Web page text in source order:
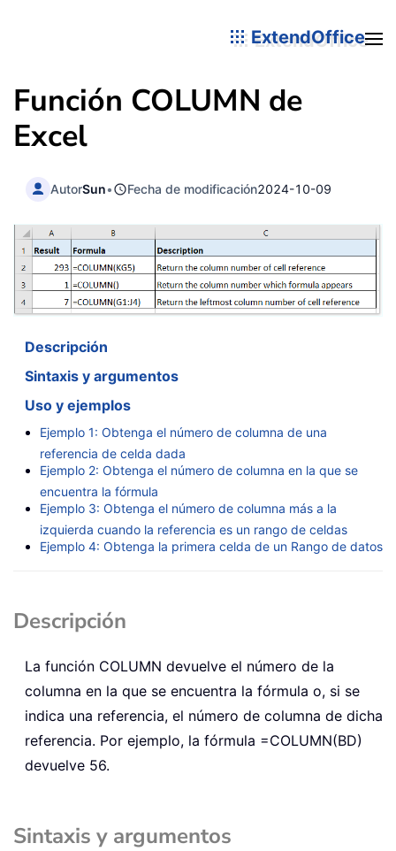
ExtendOffice
Función COLUMN de
Excel
AutorSun• Fecha de modificación2024-10-09
Descripción
Sintaxis y argumentos
Uso y ejemplos
Ejemplo 1: Obtenga el número de columna de una
referencia de celda dada
Ejemplo 2: Obtenga el número de columna en la que se
encuentra la fórmula
Ejemplo 3: Obtenga el número de columna más a la
izquierda cuando la referencia es un rango de celdas
Ejemplo 4: Obtenga la primera celda de un Rango de datos
Descripción
La función COLUMN devuelve el número de la
columna en la que se encuentra la fórmula o, si se
indica una referencia, el número de columna de dicha
referencia. Por ejemplo, la fórmula =COLUMN(BD)
devuelve 56.
Sintaxis y argumentos